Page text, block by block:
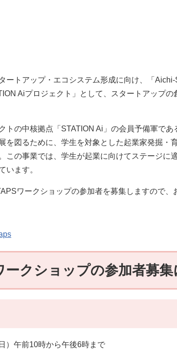
ートアップ・エコシステム形成に向け、「
Aiプロジェクト」として、スタートアップの
トの中核拠点「STATION Ai」の会員予備軍であ
を図るために、学生を対象とした起業家発掘・
この事業では、学生が起業に向けてステージに
います。
ワークショップの参加者を募集しますので、
ークショップの参加者募集
）午前10時から午後6時まで